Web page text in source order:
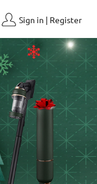
Sign in | Register